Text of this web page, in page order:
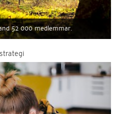
52 000 medlemmar.